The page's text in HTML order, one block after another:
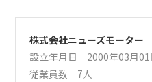
株式会社ニューズモーター
設立年月日 2000年03月
従業員数 7人